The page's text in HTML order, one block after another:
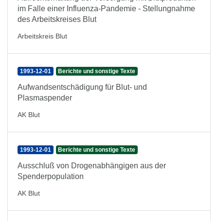
im Falle einer Influenza-Pandemie - Stellungnahme
des Arbeitskreises Blut
Arbeitskreis Blut
1993-12-01 Berichte und sonstige Texte
Aufwandsentschädigung für Blut- und
Plasmaspender
AK Blut
1993-12-01 Berichte und sonstige Texte
Ausschluß von Drogenabhängigen aus der
Spenderpopulation
AK Blut